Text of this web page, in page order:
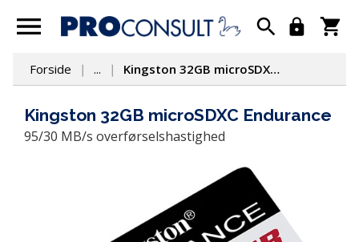
Forside ... Kingston 32GB microSDXC Endurance
Kingston 32GB microSDXC Endurance
95/30 MB/s overførselshastighed